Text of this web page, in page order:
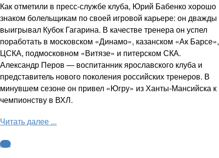
Как отметили в пресс-службе клуба, Юрий Бабенко хорошо
знаком болельщикам по своей игровой карьере: он дважды
выигрывал Кубок Гагарина. В качестве тренера он успел
поработать в московском «Динамо», казанском «Ак Барсе»,
ЦСКА, подмосковном «Витязе» и питерском СКА.
Александр Перов — воспитанник ярославского клуба и
представитель нового поколения российских тренеров. В
минувшем сезоне он привел «Югру» из Ханты-Мансийска к
чемпионству в ВХЛ.
Читать далее ...
КХЛ